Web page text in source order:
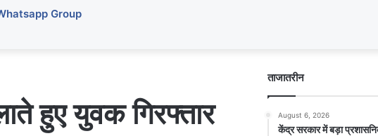
Group
हुए युवक गिरफ्तार
ताजातरीन
August 6, 2026
केंद्र सरकार में बड़ा